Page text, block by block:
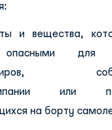
и вещества,
для
или
на борту